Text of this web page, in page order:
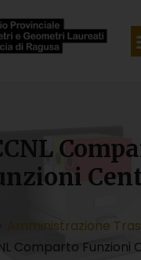
Amministrazione
Comparto Funzioni